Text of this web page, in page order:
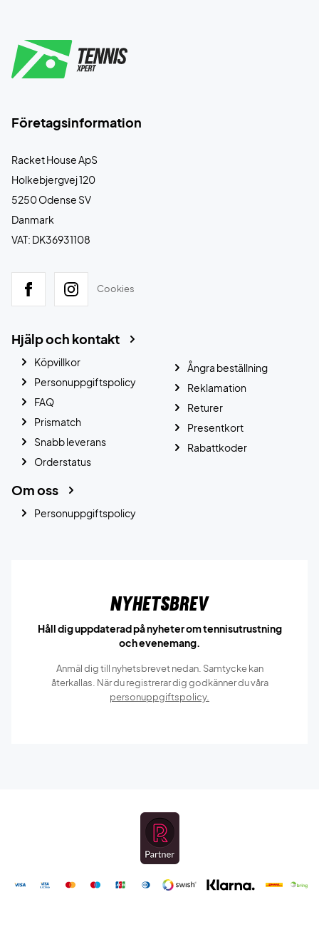
Företagsinformation
Racket House ApS
Holkebjergvej 120
5250 Odense SV
Danmark
VAT: DK36931108
Cookies
Hjälp och kontakt
Köpvillkor
Personuppgiftspolicy
FAQ
Prismatch
Snabb leverans
Orderstatus
Ångra beställning
Reklamation
Returer
Presentkort
Rabattkoder
Om oss
Personuppgiftspolicy
Nyhetsbrev
Håll dig uppdaterad på nyheter om tennisutrustning
och evenemang.
Anmäl dig till nyhetsbrevet nedan. Samtycke kan
återkallas. När du registrerar dig godkänner du våra
personuppgiftspolicy.